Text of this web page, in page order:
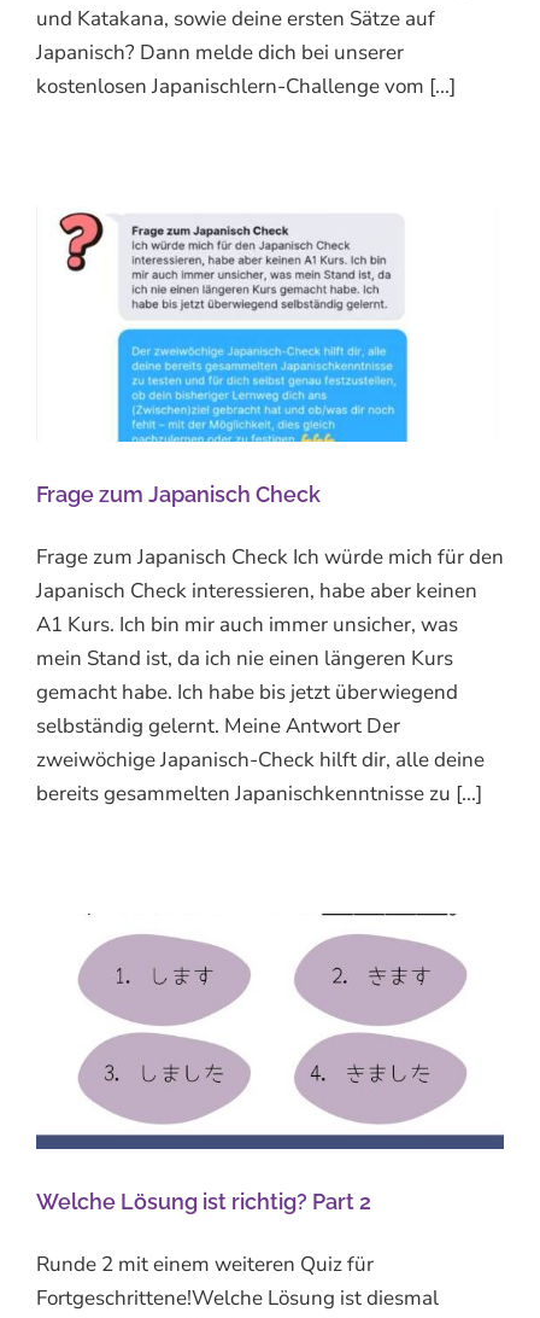
und Katakana, sowie deine ersten Sätze auf
Japanisch? Dann melde dich bei unserer
kostenlosen Japanischlern-Challenge vom [...]
Frage zum Japanisch Check
Frage zum Japanisch Check Ich würde mich für den
Japanisch Check interessieren, habe aber keinen
A1 Kurs. Ich bin mir auch immer unsicher, was
mein Stand ist, da ich nie einen längeren Kurs
gemacht habe. Ich habe bis jetzt überwiegend
selbständig gelernt. Meine Antwort Der
zweiwöchige Japanisch-Check hilft dir, alle deine
bereits gesammelten Japanischkenntnisse zu [...]
Welche Lösung ist richtig? Part 2
Runde 2 mit einem weiteren Quiz für
Fortgeschrittene!Welche Lösung ist diesmal